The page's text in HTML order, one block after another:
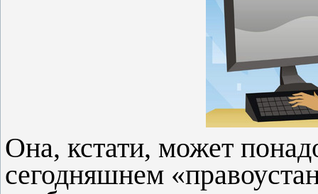
Она, кстати, может
сегодняшнем